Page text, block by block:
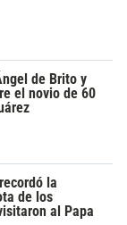
de Brito y
el novio de 60
la
de los
al Papa